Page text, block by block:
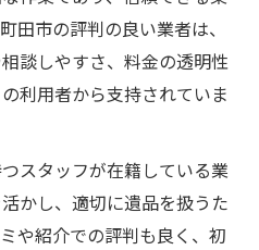
田市の評判の良い業者は、
談しやすさ、料金の透明性
利用者から支持されていま
スタッフが在籍している業
かし、適切に遺品を扱うた
や紹介での評判も良く、初